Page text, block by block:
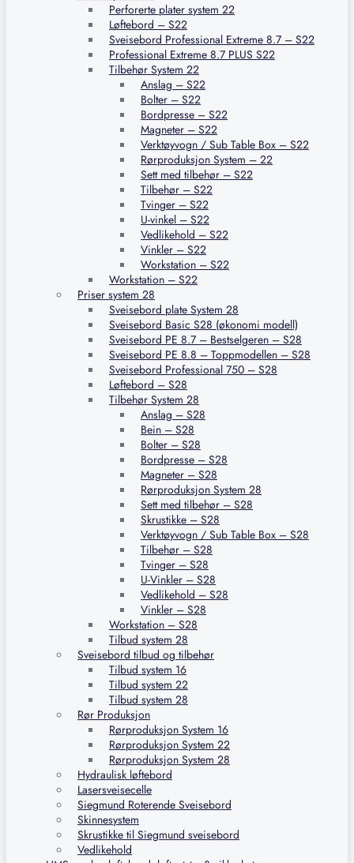
Perforerte plater system 22
Løftebord – S22
Sveisebord Professional Extreme 8.7 – S22
Professional Extreme 8.7 PLUS S22
Tilbehør System 22
Anslag – S22
Bolter – S22
Bordpresse – S22
Magneter – S22
Verktøyvogn / Sub Table Box – S22
Rørproduksjon System – 22
Sett med tilbehør – S22
Tilbehør – S22
Tvinger – S22
U-vinkel – S22
Vedlikehold – S22
Vinkler – S22
Workstation – S22
Workstation – S22
Priser system 28
Sveisebord plate System 28
Sveisebord Basic S28 (økonomi modell)
Sveisebord PE 8.7 – Bestselgeren – S28
Sveisebord PE 8.8 – Toppmodellen – S28
Sveisebord Professional 750 – S28
Løftebord – S28
Tilbehør System 28
Anslag – S28
Bein – S28
Bolter – S28
Bordpresse – S28
Magneter – S28
Rørproduksjon System 28
Sett med tilbehør – S28
Skrustikke – S28
Verktøyvogn / Sub Table Box – S28
Tilbehør – S28
Tvinger – S28
U-Vinkler – S28
Vedlikehold – S28
Vinkler – S28
Workstation – S28
Tilbud system 28
Sveisebord tilbud og tilbehør
Tilbud system 16
Tilbud system 22
Tilbud system 28
Rør Produksjon
Rørproduksjon System 16
Rørproduksjon System 22
Rørproduksjon System 28
Hydraulisk løftebord
Lasersveisecelle
Siegmund Roterende Sveisebord
Skinnesystem
Skrustikke til Siegmund sveisebord
Vedlikehold